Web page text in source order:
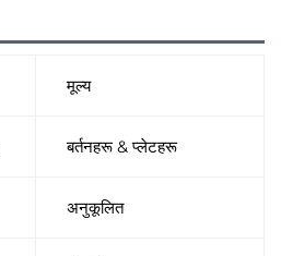
मूल्य
बर्तनहरू & प्लेटहरू
अनुकूलित